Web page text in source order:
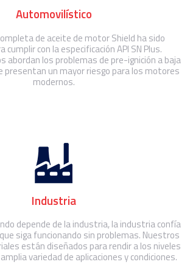
Automovilístico
de aceite de motor Shield ha sido
cumplir con la especificación API SN Plus.
abordan los problemas de pre-ignición a baja
presentan un mayor riesgo para los motores
modernos.
Industria
depende de la industria, la industria confía
siga funcionando sin problemas. Nuestros
están diseñados para rendir a los niveles
variedad de aplicaciones y condiciones.